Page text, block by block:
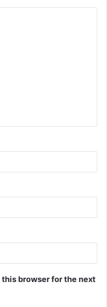
browser for the next